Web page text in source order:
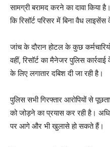
सामग्री बरामद करने का दावा किया
कि रिसॉर्ट परिसर में बिना वैध
जांच के दौरान होटल के कुछ
वहीं, रिसॉर्ट का मैनेजर पुलिस
के लिए लगातार दबिश दी जा रही है।
पुलिस सभी गिरफ्तार आरोपियों से
को जोड़ने का प्रयास कर रही है।
पर आगे और भी खुलासे हो सकते हैं।